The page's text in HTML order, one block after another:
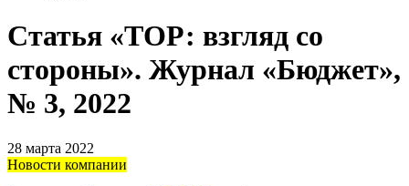
Статья «ТОР: взгляд со
стороны». Журнал «Бюджет»,
№ 3, 2022
28 марта 2022
Новости компании